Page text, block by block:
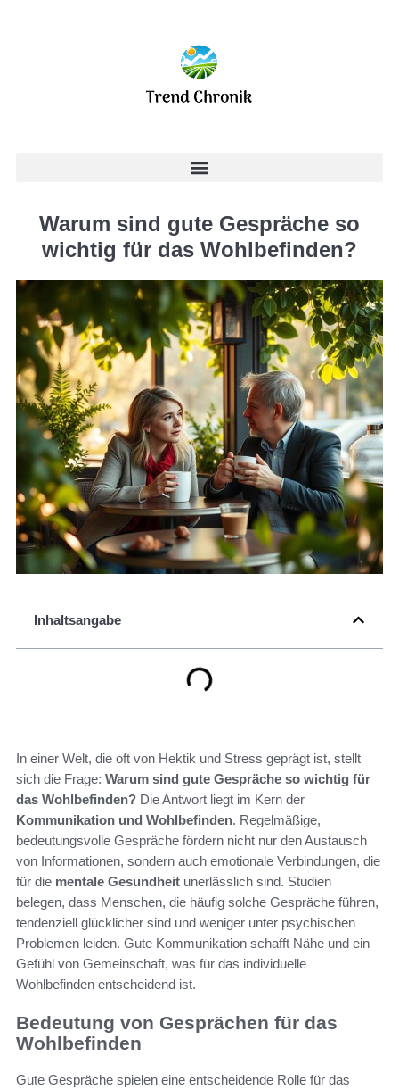
Warum sind gute Gespräche so
wichtig für das Wohlbefinden?
Inhaltsangabe
In einer Welt, die oft von Hektik und Stress geprägt ist, stellt
sich die Frage: Warum sind gute Gespräche so wichtig für
das Wohlbefinden? Die Antwort liegt im Kern der
Kommunikation und Wohlbefinden. Regelmäßige,
bedeutungsvolle Gespräche fördern nicht nur den Austausch
von Informationen, sondern auch emotionale Verbindungen, die
für die mentale Gesundheit unerlässlich sind. Studien
belegen, dass Menschen, die häufig solche Gespräche führen,
tendenziell glücklicher sind und weniger unter psychischen
Problemen leiden. Gute Kommunikation schafft Nähe und ein
Gefühl von Gemeinschaft, was für das individuelle
Wohlbefinden entscheidend ist.
Bedeutung von Gesprächen für das
Wohlbefinden
Gute Gespräche spielen eine entscheidende Rolle für das